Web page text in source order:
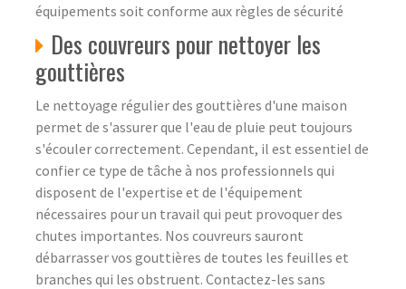
équipements soit conforme aux règles de sécurité
Des couvreurs pour nettoyer les
gouttières
Le nettoyage régulier des gouttières d'une maison
permet de s'assurer que l'eau de pluie peut toujours
s'écouler correctement. Cependant, il est essentiel de
confier ce type de tâche à nos professionnels qui
disposent de l'expertise et de l'équipement
nécessaires pour un travail qui peut provoquer des
chutes importantes. Nos couvreurs sauront
débarrasser vos gouttières de toutes les feuilles et
branches qui les obstruent. Contactez-les sans